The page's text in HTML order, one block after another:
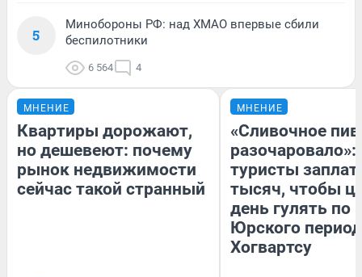
5
Минобороны РФ: над ХМАО впервые сбили
беспилотники
6 564 4
МНЕНИЕ
Квартиры дорожают,
но дешевеют: почему
рынок недвижимости
сейчас такой странный
МНЕНИЕ
«Сливочное
разочаровало»:
туристы
тысяч, чтобы
день гулять по
Юрского
Хогвартсу